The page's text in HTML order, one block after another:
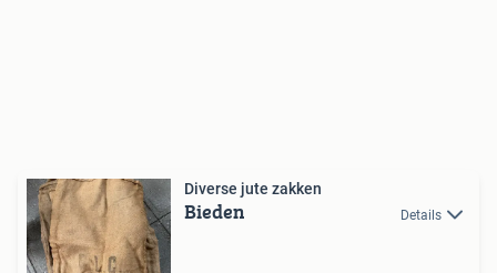
Diverse jute zakken
Bieden Details